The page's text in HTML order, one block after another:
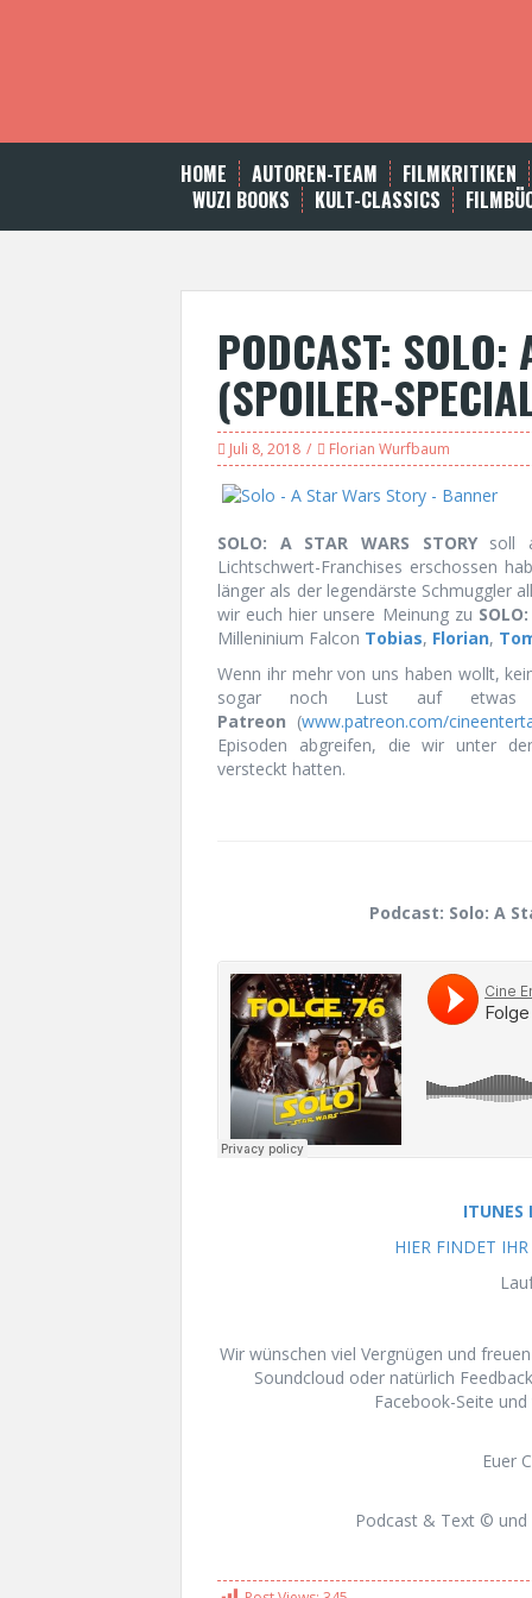
t
HOME AUTOREN-TEAM FILMKRITIKEN
WUZI BOOKS
KULT-CLASSICS
PODCAST: SOLO:
(SPOILER-
Juli 8, 2018 Florian Wurfbaum
SOLO: A STAR WARS STORYsoll
Lichtschwert-Franchises erschossen
länger als der legendärste Schmuggler
wir euch hier unsere Meinung zu
Milleninium Falcon Tobias, Florian,
Wenn ihr mehr von uns haben wollt,
sogar noch Lust auf
Patreon (www.patreon.com/
Episoden abgreifen, die wir unter
versteckt hatten.
Podcast: Solo: A
ITUNES
HIER FINDET
Wir wünschen viel Vergnügen und
Soundcloud oder natürlich
Facebook-Seite
Euer
Podcast & Text ©